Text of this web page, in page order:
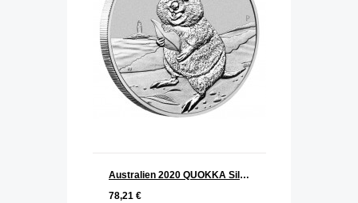
Australien 2020 QUOKKA Silber 1 oz
78,21 €